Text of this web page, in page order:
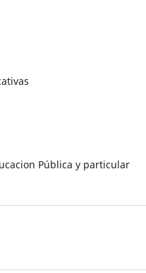
Pública y particular